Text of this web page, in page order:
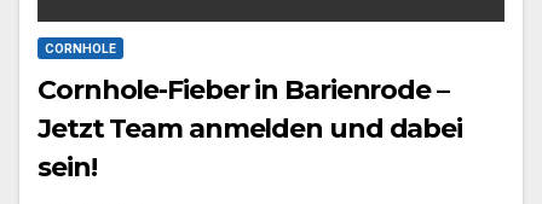
CORNHOLE
Cornhole-Fieber in Barienrode –
Jetzt Team anmelden und dabei
sein!